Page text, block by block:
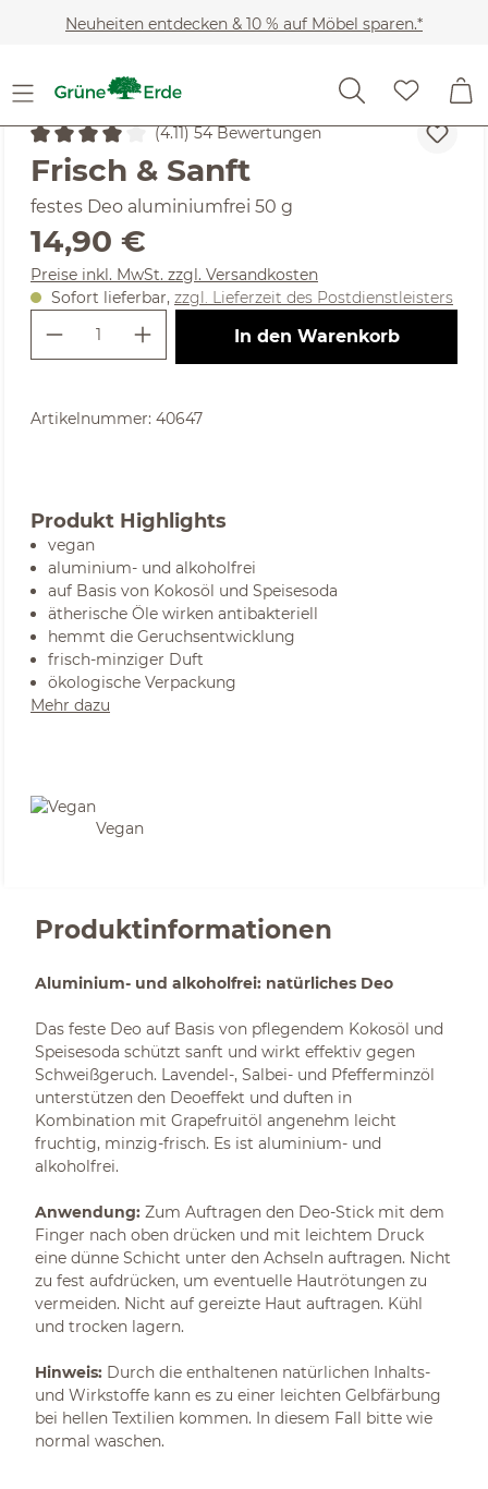
Zum Hauptinhalt springen
Neuheiten entdecken & 10 % auf Möbel sparen.*
Kosmetik Körperpflege
Durchschnittliche Bewertung von 4.11 von 5 Sternen
(4.11) 54 Bewertungen
Frisch & Sanft
festes Deo aluminiumfrei 50 g
Regulärer Preis:
14,90 €
Preise inkl. MwSt. zzgl. Versandkosten
Sofort lieferbar, zzgl. Lieferzeit des Postdienstleisters
Produkt Anzahl: Gib den
In den Warenkorb
Artikelnummer: 40647
Produkt Highlights
vegan
aluminium- und alkoholfrei
auf Basis von Kokosöl und Speisesoda
ätherische Öle wirken antibakteriell
hemmt die Geruchsentwicklung
frisch-minziger Duft
ökologische Verpackung
Mehr dazu
Vegan
Produktinformationen
Aluminium- und alkoholfrei: natürliches Deo
Das feste Deo auf Basis von pflegendem Kokosöl und
Speisesoda schützt sanft und wirkt effektiv gegen
Schweißgeruch. Lavendel-, Salbei- und Pfefferminzöl
unterstützen den Deoeffekt und duften in
Kombination mit Grapefruitöl angenehm leicht
fruchtig, minzig-frisch. Es ist aluminium- und
alkoholfrei.
Anwendung: Zum Auftragen den Deo-Stick mit dem
Finger nach oben drücken und mit leichtem Druck
eine dünne Schicht unter den Achseln auftragen. Nicht
zu fest aufdrücken, um eventuelle Hautrötungen zu
vermeiden. Nicht auf gereizte Haut auftragen. Kühl
und trocken lagern.
Hinweis: Durch die enthaltenen natürlichen Inhalts-
und Wirkstoffe kann es zu einer leichten Gelbfärbung
bei hellen Textilien kommen. In diesem Fall bitte wie
normal waschen.